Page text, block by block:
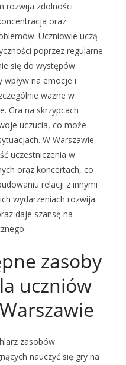
rozwija zdolności
oraz
Uczniowie uczą
poprzez regularne
się do występów.
na emocje i
ważne w
Gra na skrzypcach
uczucia, co może
W Warszawie
uczestniczenia w
oraz koncertach, co
relacji z innymi
wydarzeniach rozwija
daje szansę na
zasoby
uczniów
zasobów
nauczyć się gry na